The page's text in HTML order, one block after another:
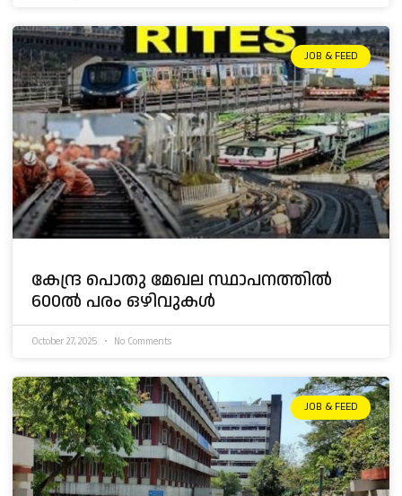
JOB & FEED
കേന്ദ്ര പൊതു മേഖല സ്ഥാപനത്തിൽ
600ൽ പരം ഒഴിവുകൾ
October 27, 2025 No Comments
JOB & FEED